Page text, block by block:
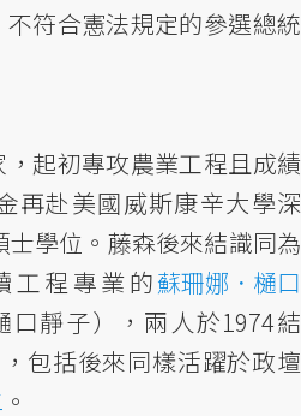
符合憲法規定的參選總統
起初專攻農業工程且成績
再赴美國威斯康辛大學深
學位。藤森後來結識同為
工程專業的蘇珊娜．樋口
口靜子），兩人於1974結
包括後來同樣活躍於政壇
。